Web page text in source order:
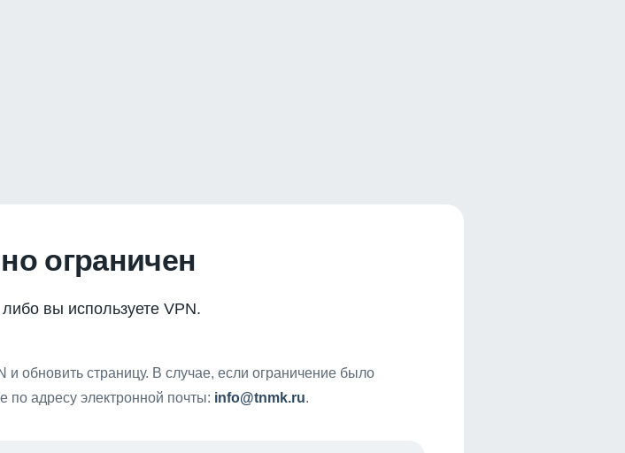
ограничен
вы используете VPN.
обновить страницу. В случае, если ограничение было
адресу электронной почты: info@tnmk.ru.